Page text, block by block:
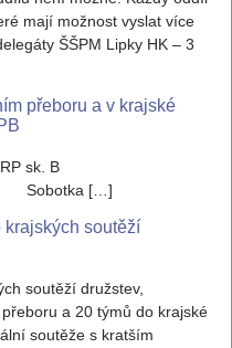
mají možnost vyslat více
ŠŠPM Lipky HK – 3
přeboru a v krajské
sk. B
Sobotka […]
krajských soutěží
soutěží družstev,
a 20 týmů do krajské
soutěže s kratším